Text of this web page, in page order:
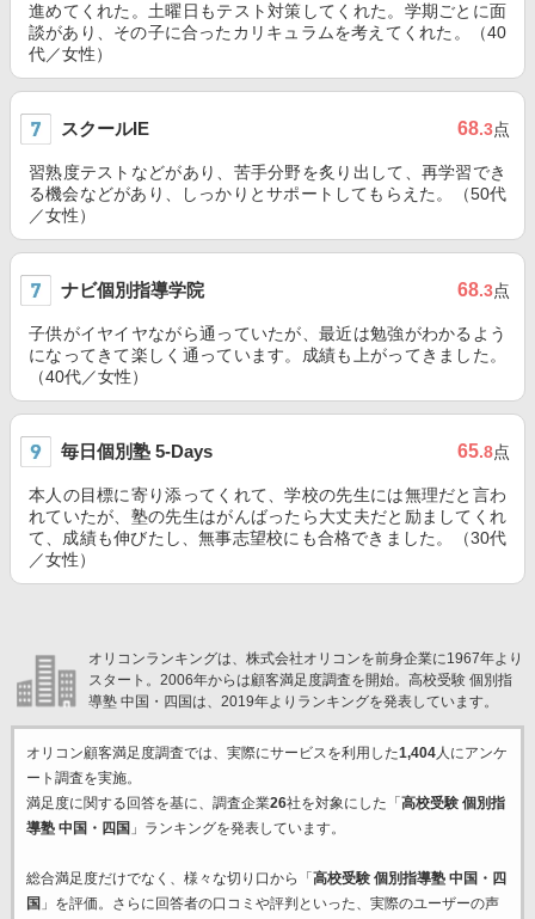
進めてくれた。土曜日もテスト対策してくれた。学期ごとに面
談があり、その子に合ったカリキュラムを考えてくれた。（40
代／女性）
スクールIE 68.3点
習熟度テストなどがあり、苦手分野を炙り出して、再学習でき
る機会などがあり、しっかりとサポートしてもらえた。（50代
／女性）
ナビ個別指導学院 68.3点
子供がイヤイヤながら通っていたが、最近は勉強がわかるよう
になってきて楽しく通っています。成績も上がってきました。
（40代／女性）
毎日個別塾 5-Days 65.8点
本人の目標に寄り添ってくれて、学校の先生には無理だと言わ
れていたが、塾の先生はがんばったら大丈夫だと励ましてくれ
て、成績も伸びたし、無事志望校にも合格できました。（30代
／女性）
オリコンランキングは、株式会社オリコンを前身企業に1967年より
スタート。2006年からは顧客満足度調査を開始。高校受験 個別指
導塾 中国・四国は、2019年よりランキングを発表しています。
オリコン顧客満足度調査では、実際にサービスを利用した1,404人にアンケ
ート調査を実施。
満足度に関する回答を基に、調査企業26社を対象にした「 高校受験 個別指
導塾 中国・四国 」ランキングを発表しています。
総合満足度だけでなく、様々な切り口から「 高校受験 個別指導塾 中国・四
国 」を評価。さらに回答者の口コミや評判といった、実際のユーザーの声